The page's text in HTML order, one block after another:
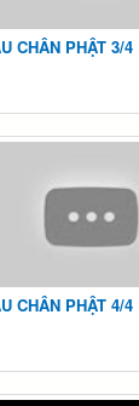
CHÂN PHẬT 3/4
CHÂN PHẬT 4/4